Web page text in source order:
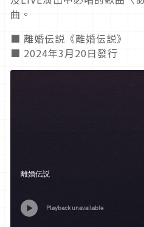
曲。
■ 離婚伝説《離婚伝説》
■ 2024年3月20日發行